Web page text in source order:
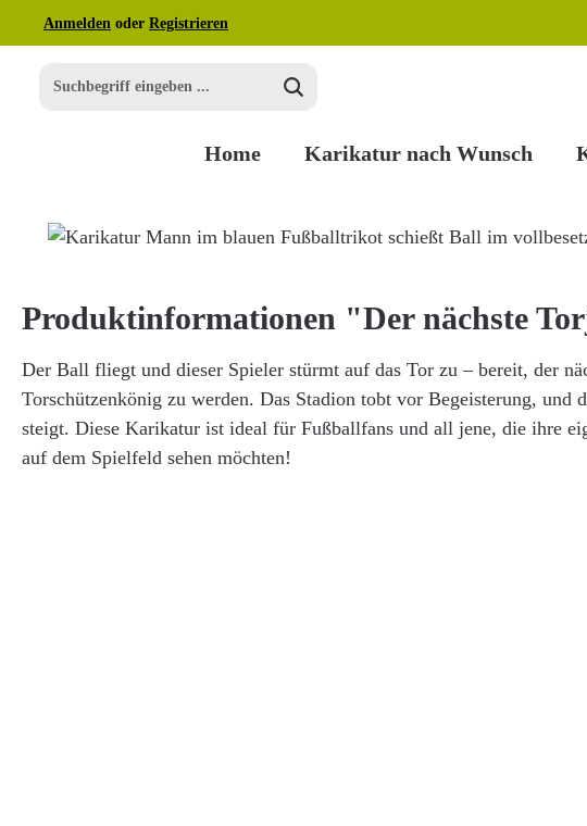
Hauptinhalt springen
Zur Suche springen
Zur Hauptnavigation springen
Anmelden oder Registrieren
Home Karikatur nach Wunsch
Bildergalerie überspringen
Produktinformationen "Der nächste
Der Ball fliegt und dieser Spieler stürmt auf das Tor zu – bereit, der
Torschützenkönig zu werden. Das Stadion tobt vor Begeisterung, und
steigt. Diese Karikatur ist ideal für Fußballfans und all jene, die ihre
auf dem Spielfeld sehen möchten!